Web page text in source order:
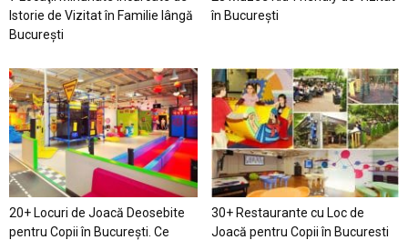
Istorie de Vizitat în Familie lângă
București
în București
20+ Locuri de Joacă Deosebite
pentru Copii în Bucureşti. Ce
30+ Restaurante cu Loc de
Joacă pentru Copii în Bucuresti